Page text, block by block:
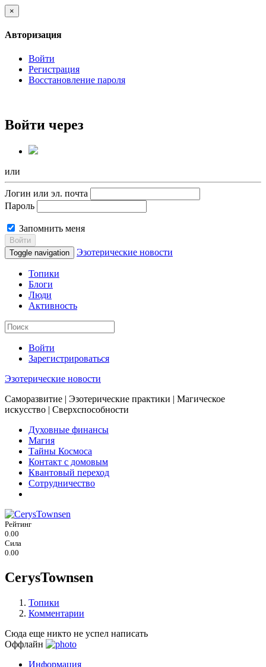
×
Авторизация
Войти
Регистрация
Восстановление пароля
Войти через
или
Логин или эл. почта
Пароль
Запомнить меня
Войти
Toggle navigation
Эзотерические новости
Топики
Блоги
Люди
Активность
Войти
Зарегистрироваться
Эзотерические новости
Саморазвитие | Эзотерические практики | Магическое
искусство | Сверхспособности
Духовные финансы
Магия
Тайны Космоса
Контакт с домовым
Квантовый переход
Сотрудничество
Рейтинг
0.00
Сила
0.00
CerysTownsen
Топики
Комментарии
Сюда еще никто не успел написать
Оффлайн
Информация